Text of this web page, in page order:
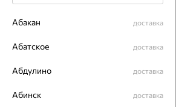
01
Артикул:
Абакан доставка
Абатское доставка
Абдулино доставка
Абинск доставка